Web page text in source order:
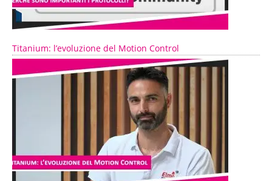
Titanium: l’evoluzione del Motion Control